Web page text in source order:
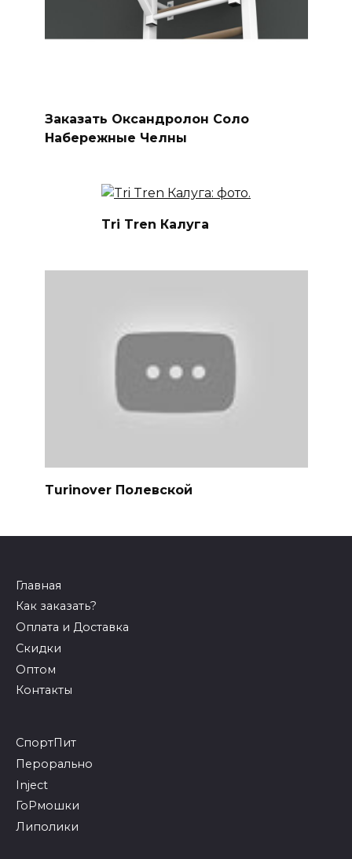
Заказать Оксандролон Соло
Набережные Челны
Tri Tren Калуга
Turinover Полевской
Главная
Как заказать?
Оплата и Доставка
Скидки
Оптом
Контакты
СпортПит
Перорально
Inject
ГоРмошки
Липолики